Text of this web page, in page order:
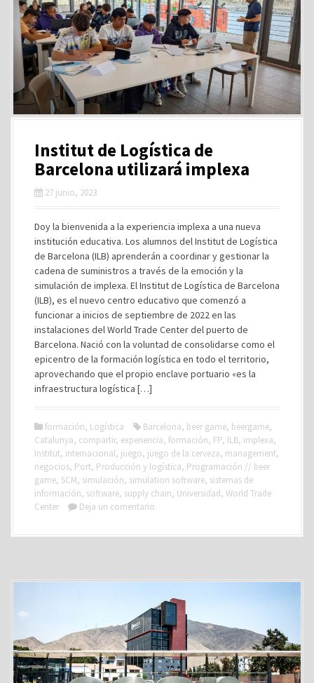
Institut de Logística de
Barcelona utilizará implexa
27 junio, 2023
Doy la bienvenida a la experiencia implexa a una nueva
institución educativa. Los alumnos del Institut de Logística
de Barcelona (ILB) aprenderán a coordinar y gestionar la
cadena de suministros a través de la emoción y la
simulación de implexa. El Institut de Logística de Barcelona
(ILB), es el nuevo centro educativo que comenzó a
funcionar a inicios de septiembre de 2022 en las
instalaciones del World Trade Center del puerto de
Barcelona. Nació con la voluntad de consolidarse como el
epicentro de la formación logística en todo el territorio,
aprovechando que el propio enclave portuario «es la
infraestructura logística […]
formación, Logística Barcelona, beer game, beergame,
Catalunya, compartir, experiencia, formación, FP, ILB, implexa,
Institut, internacional, juego, juego de la cerveza, management,
negocios, Port, Producción y logística, Programación // beer
game, SCM, simulación, simulation software, sistemas de
información, software, supply chain, Universidad, World Trade
Center
Deja un comentario